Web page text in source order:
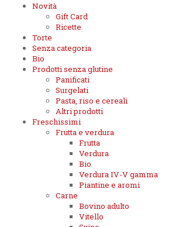
Novità
Gift Card
Ricette
Torte
Senza categoria
Bio
Prodotti senza glutine
Panificati
Surgelati
Pasta, riso e cereali
Altri prodotti
Freschissimi
Frutta e verdura
Frutta
Verdura
Bio
Verdura IV-V gamma
Piantine e aromi
Carne
Bovino adulto
Vitello